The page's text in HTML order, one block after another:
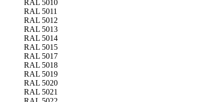
RAL 5010
RAL 5011
RAL 5012
RAL 5013
RAL 5014
RAL 5015
RAL 5017
RAL 5018
RAL 5019
RAL 5020
RAL 5021